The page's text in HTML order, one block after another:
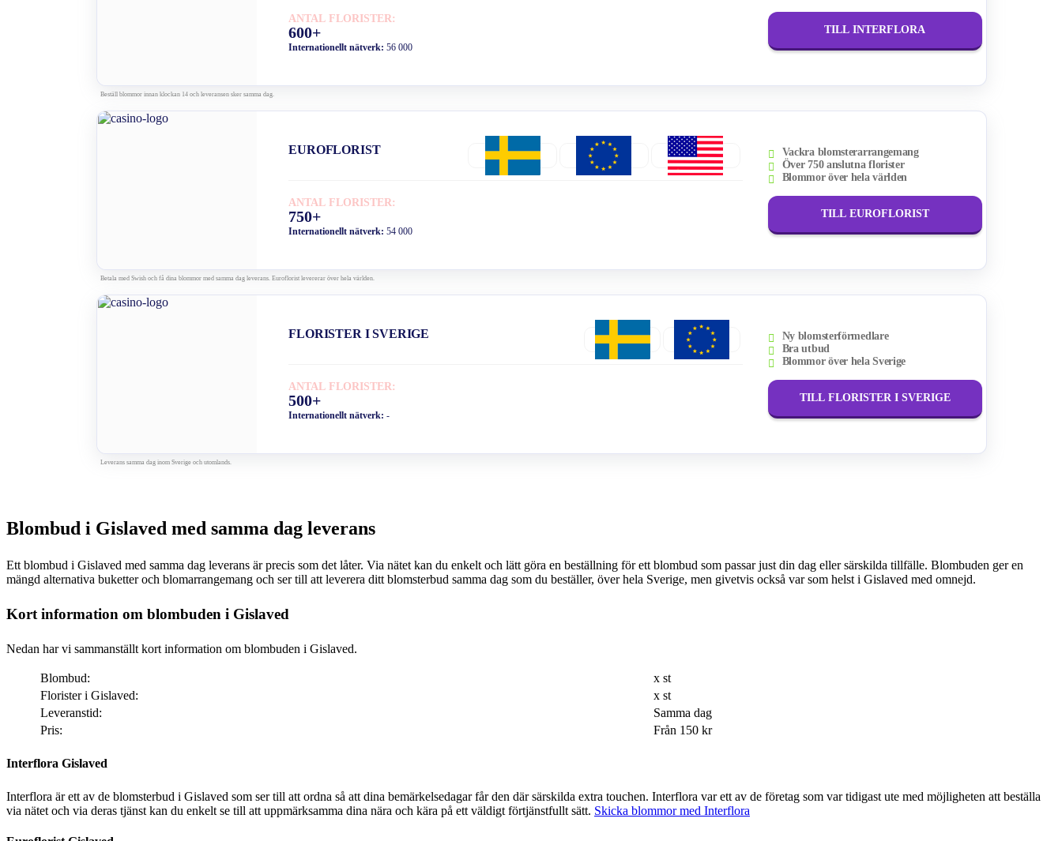
ANTAL FLORISTER:
600+
Internationellt nätverk:56 000
TILL INTERFLORA
Beställ blommor innan klockan 14 och leveransen sker samma dag.
EUROFLORIST
ANTAL FLORISTER:
750+
Internationellt nätverk:54 000
Vackra blomsterarrangemang
Över 750 anslutna florister
Blommor över hela världen
TILL EUROFLORIST
Betala med Swish och få dina blommor med samma dag leverans. Euroflorist levererar över hela världen.
FLORISTER I SVERIGE
ANTAL FLORISTER:
500+
Internationellt nätverk:-
Ny blomsterförmedlare
Bra utbud
Blommor över hela Sverige
TILL FLORISTER I SVERIGE
Leverans samma dag inom Sverige och utomlands.
Blombud i Gislaved med samma dag leverans
Ett blombud i Gislaved med samma dag leverans är precis som det låter. Via nätet kan du enkelt och lätt göra en beställning för ett blombud som passar just din dag eller särskilda tillfälle. Blombuden ger en
mängd alternativa buketter och blomarrangemang och ser till att leverera ditt blomsterbud samma dag som du beställer, över hela Sverige, men givetvis också var som helst i Gislaved med omnejd.
Kort information om blombuden i Gislaved
Nedan har vi sammanställt kort information om blombuden i Gislaved.
Blombud:
x st
Florister i Gislaved:
x st
Leveranstid:
Samma dag
Pris:
Från 150 kr
Interflora Gislaved
Interflora är ett av de blomsterbud i Gislaved som ser till att ordna så att dina bemärkelsedagar får den där särskilda extra touchen. Interflora var ett av de företag som var tidigast ute med möjligheten att beställa
via nätet och via deras tjänst kan du enkelt se till att uppmärksamma dina nära och kära på ett väldigt förtjänstfullt sätt. Skicka blommor med Interflora